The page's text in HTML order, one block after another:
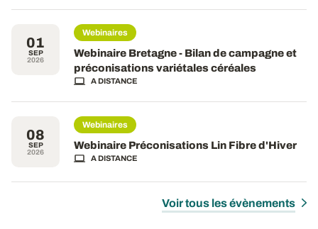
01
SEP
2026
Webinaires
Webinaire Bretagne - Bilan de campagne et
préconisations variétales céréales
A DISTANCE
08
SEP
2026
Webinaires
Webinaire Préconisations Lin Fibre d'Hiver
A DISTANCE
Voir tous les évènements